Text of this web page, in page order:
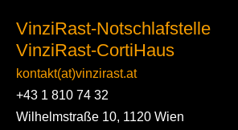
VinziRast-Notschlafstelle
VinziRast-CortiHaus
kontakt(at)vinzirast.at
+43 1 810 74 32
Wilhelmstraße 10, 1120 Wien